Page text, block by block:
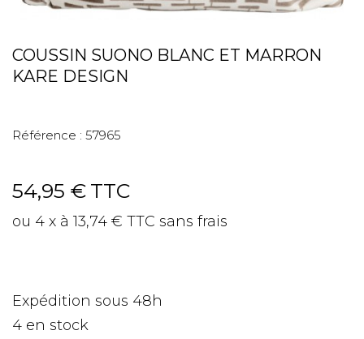
COUSSIN SUONO BLANC ET MARRON
KARE DESIGN
Référence : 57965
54,95 € TTC
ou 4 x à 13,74 € TTC sans frais
Expédition sous 48h
4 en stock